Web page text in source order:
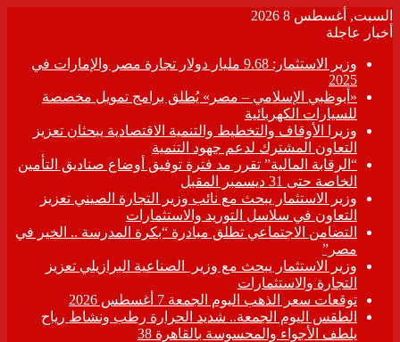
السبت, أغسطس 8 2026
أخبار عاجلة
وزير الاستثمار: 9.68 مليار دولار تجارة مصر والإمارات في
2025
«أبوظبي الإسلامي – مصر» يُطلق برامج تمويل مخصصة
للسيارات الكهربائية
وزيرا الأوقاف والتخطيط والتنمية الاقتصادية يبحثان تعزيز
التعاون المشترك لدعم جهود التنمية
“الرقابة المالية” تقرر مد فترة توفيق أوضاع صناديق التأمين
الخاصة حتى 31 ديسمبر المقبل
وزير الاستثمار يبحث مع نائب وزير التجارة الصيني تعزيز
التعاون في سلاسل التوريد والاستثمارات
التضامن الاجتماعي تطلق مبادرة “بكرة المدرسة .. الخير في
مصر”
وزير الاستثمار يبحث مع وزير الصناعية البرازيلي تعزيز
التجارة والاستثمارات
توقعات سعر الذهب اليوم الجمعة 7 أغسطس 2026
الطقس اليوم الجمعة.. شديد الحرارة رطب ونشاط رياح
يلطف الأجواء والمحسوسة بالقاهرة 38